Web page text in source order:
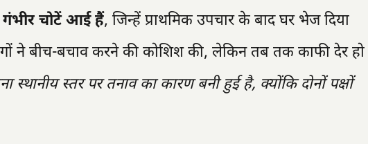
गंभीर चोटें आई हैं, जिन्हें प्राथमिक उपचार के बाद घर भेज दिया
ने बीच-बचाव करने की कोशिश की, लेकिन तब तक काफी देर हो
स्थानीय स्तर पर तनाव का कारण बनी हुई है, क्योंकि दोनों पक्षों